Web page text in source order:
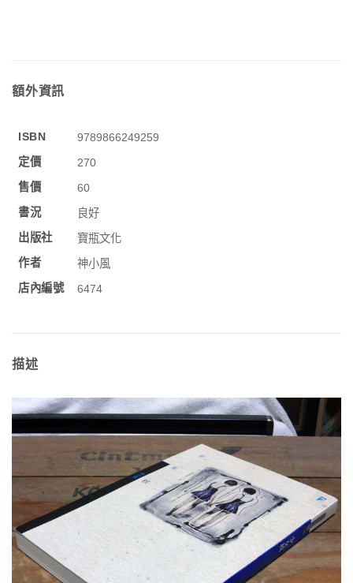
額外資訊
ISBN
9789866249259
定價
270
售價
60
書況
良好
出版社
寶瓶文化
作者
神小風
店內編號
6474
描述